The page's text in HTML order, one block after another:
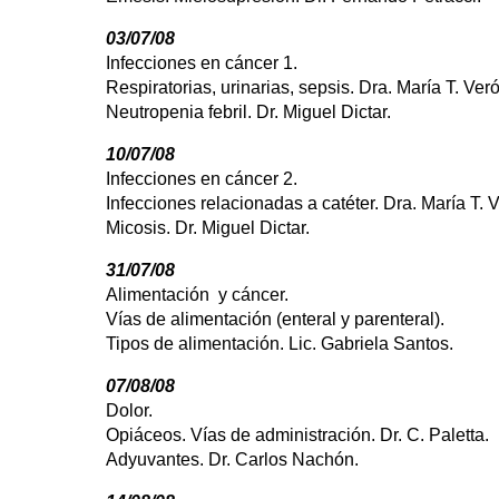
03/07/08
Infecciones en cáncer 1.
Respiratorias, urinarias, sepsis. Dra. María T.
Neutropenia febril. Dr. Miguel Dictar.
10/07/08
Infecciones en cáncer 2.
Infecciones relacionadas a catéter. Dra. María T.
Micosis. Dr. Miguel Dictar.
31/07/08
Alimentación y cáncer.
Vías de alimentación (enteral y parenteral).
Tipos de alimentación. Lic. Gabriela Santos.
07/08/08
Dolor.
Opiáceos. Vías de administración. Dr. C. Paletta.
Adyuvantes. Dr. Carlos Nachón.